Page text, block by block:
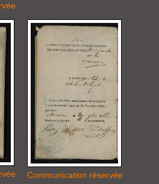
Communication réservée